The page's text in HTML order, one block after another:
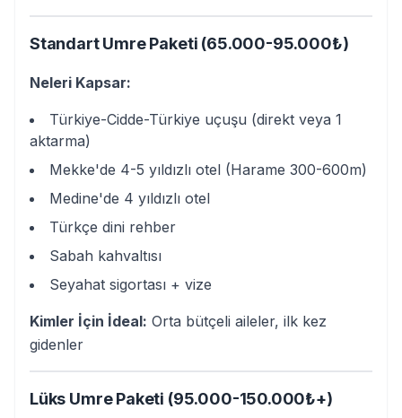
Standart Umre Paketi (65.000-95.000₺)
Neleri Kapsar:
Türkiye-Cidde-Türkiye uçuşu (direkt veya 1
aktarma)
Mekke'de 4-5 yıldızlı otel (Harame 300-600m)
Medine'de 4 yıldızlı otel
Türkçe dini rehber
Sabah kahvaltısı
Seyahat sigortası + vize
Kimler İçin İdeal: Orta bütçeli aileler, ilk kez
gidenler
Lüks Umre Paketi (95.000-150.000₺+)